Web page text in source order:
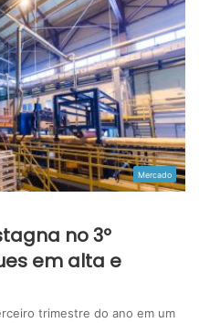
Mercado
no 3º
em alta e
trimestre do ano em um